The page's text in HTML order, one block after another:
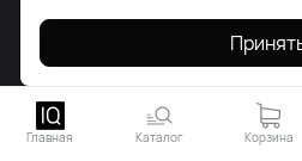
2026 © Все права защищены.
Главная Каталог Корзина